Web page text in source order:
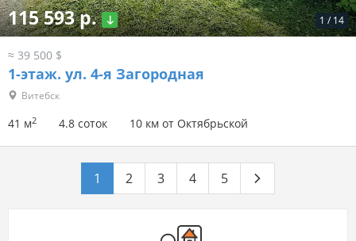
1 / 14
115 593 р.
≈ 39 500 $
1-этаж. ул. 4-я Загородная
Витебск
41 м2 4.8 соток 10 км от Октябрьской
1 2 3 4 5